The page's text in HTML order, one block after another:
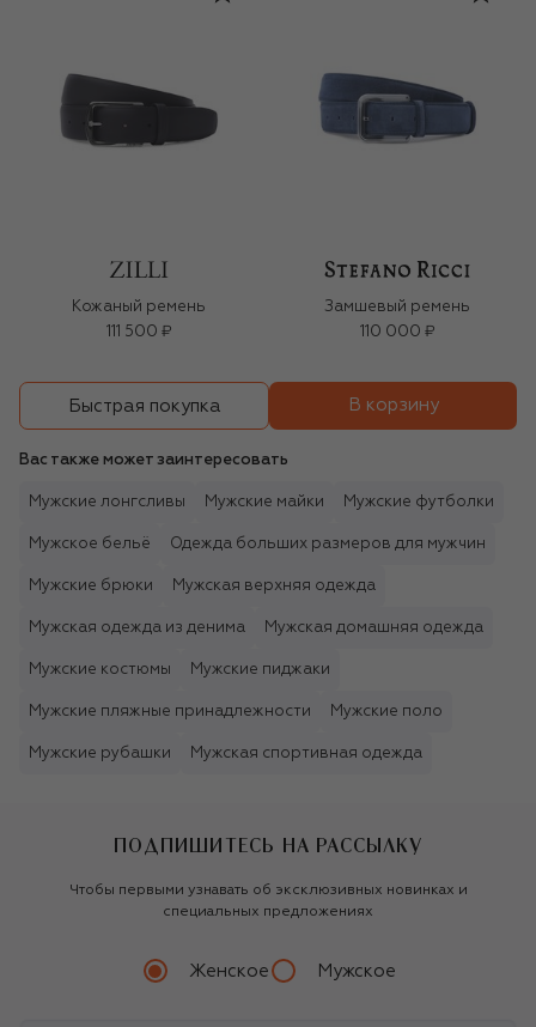
Кожаный ремень
111 500 ₽
Замшевый ремень
110 000 ₽
Быстрая покупка В корзину
Вас также может заинтересовать
Мужские лонгсливы Мужские майки Мужские футболки
Мужское бельё Одежда больших размеров для мужчин
Мужские брюки Мужская верхняя одежда
Мужская одежда из денима Мужская домашняя одежда
Мужские костюмы Мужские пиджаки
Мужские пляжные принадлежности Мужские поло
Мужские рубашки Мужская спортивная одежда
ПОДПИШИТЕСЬ НА РАССЫЛКУ
Чтобы первыми узнавать об эксклюзивных новинках и
специальных предложениях
Женское Мужское